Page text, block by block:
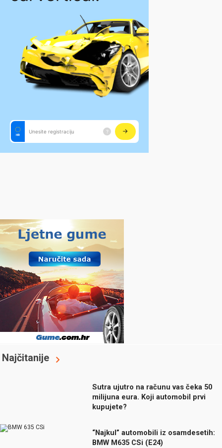
Najčitanije
Sutra ujutro na računu vas čeka 50
milijuna eura. Koji automobil prvi
kupujete?
“Najkul” automobili iz osamdesetih:
BMW M635 CSi (E24)